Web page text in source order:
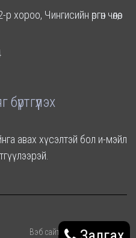
Чингисийн өргөн чөлөө,
авах хүсэлтэй бол и-мэйл
Вэб сайт
ыг: Грийн софт ХХК